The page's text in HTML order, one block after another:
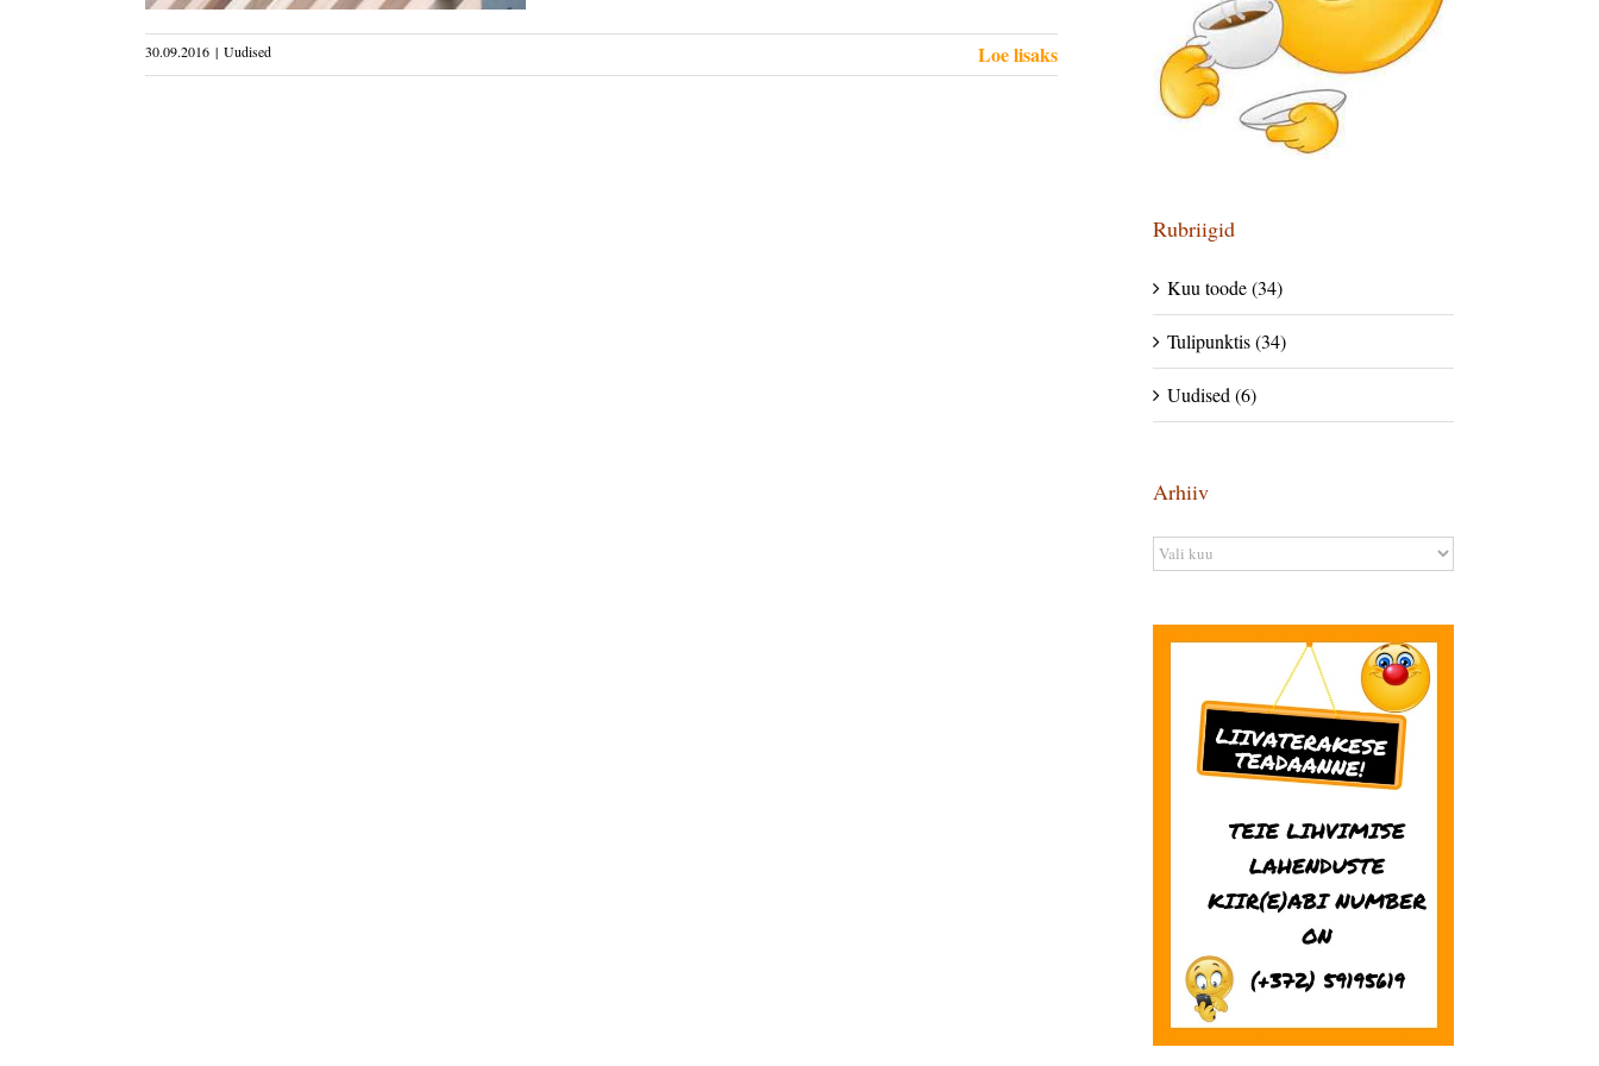
30.09.2016 | Uudised Loe lisaks
Rubriigid
Kuu toode (34)
Tulipunktis (34)
Uudised (6)
Arhiiv
Arhiiv